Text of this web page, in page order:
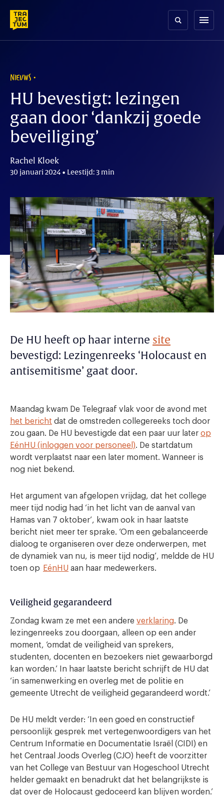
content
menu
NIEUWS
HU bevestigt: lezingen
gaan door ‘dankzij goede
beveiliging’
Rachel Kloek
30 januari 2024 • Leestijd: 3 min
De HU heeft op haar interne site
bevestigd: Lezingenreeks ‘Holocaust en
antisemitisme’ gaat door.
Maandag kwam De Telegraaf vlak voor de avond met
het bericht dat de omstreden collegereeks toch door
zou gaan. De HU bevestigde dat een paar uur later op
EénHU (inloggen voor personeel). De startdatum
wordt verplaatst naar een later moment. Wanneer is
nog niet bekend.
Het argument van afgelopen vrijdag, dat het college
meer tijd nodig had ‘in het licht van de aanval van
Hamas van 7 oktober’, kwam ook in haar laatste
bericht niet meer ter sprake. ‘Om een gebalanceerde
dialoog te organiseren over deze onderwerpen, met
de dynamiek van nu, is meer tijd nodig’, meldde de HU
toen op
EénHU aan haar medewerkers.
Veiligheid gegarandeerd
Zondag kwam ze met een andere verklaring. De
lezingenreeks zou doorgaan, alleen op een ander
moment, ‘omdat de veiligheid van sprekers,
studenten, docenten en bezoekers niet gewaarborgd
kan worden.’ In haar laatste bericht schrijft de HU dat
‘in samenwerking en overleg met de politie en
gemeente Utrecht de veiligheid gegarandeerd wordt.’
De HU meldt verder: ‘In een goed en constructief
persoonlijk gesprek met vertegenwoordigers van het
Centrum Informatie en Documentatie Israël (CIDI) en
het Centraal Joods Overleg (CJO) heeft de voorzitter
van het College van Bestuur van Hogeschool Utrecht
helder gemaakt en benadrukt dat het belangrijkste is
dat over de Holocaust gedoceerd kan blijven worden.’